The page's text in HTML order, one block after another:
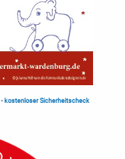
• kostenloser Sicherheitscheck